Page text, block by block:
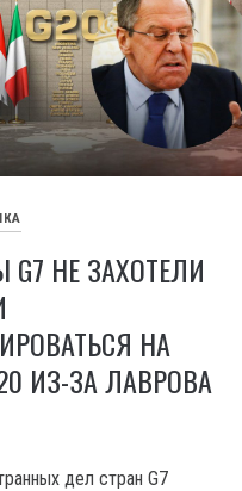
НЕ ЗАХОТЕЛИ
НА
ИЗ-ЗА ЛАВРОВА
дел стран G7